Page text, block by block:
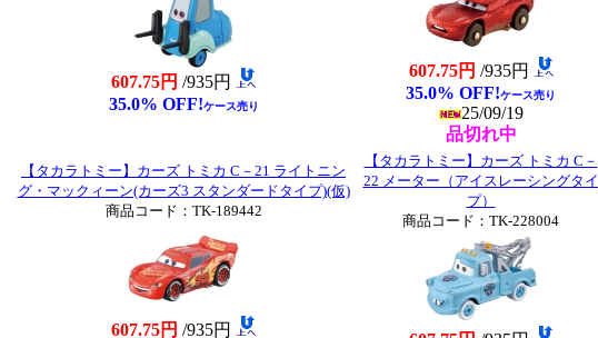
607.75円 /935円
35.0% OFF!ケース売り
607.75円 /935円
35.0% OFF!ケース売り
25/09/19
品切れ中
【タカラトミー】カーズ トミカ C－21 ライトニン
グ・マックィーン(カーズ3 スタンダードタイプ)(仮)
商品コード：TK-189442
607.75円 /935円
【タカラトミー】カーズ トミカ C－
22 メーター（アイスレーシングタイ
プ）
商品コード：TK-228004